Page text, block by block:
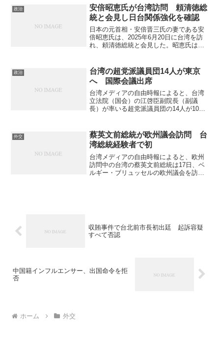
として自制を示し、地域の平和を乱すト
ラブルメーカーとなるべ...
政治
安倍昭恵氏が台湾訪問 頼清徳総
統と会見し日台関係強化を確認
日本の元首相・安倍晋三氏の妻である安
倍昭恵氏は、2025年6月20日に台湾を訪
れ、頼清徳総統と会見した。昭恵氏は
台湾版『安倍晋三回憶録』を手にしたツ
ーショット写真を投...
政治
台湾の超党派議員団14人が東京
へ 国際会議出席
台湾メディアの自由時報によると、台湾
立法院（国会）の江啓臣副院長（副議
長）が率いる超党派議員団の14人が10日
け出発した。（写真は自由時報のサイ
ト） 江副院長によれば...
外交
蔡英文前総統が欧州議会訪問 台
湾総統経験者で初
台湾メディアの自由時報によると、欧州
訪問中の台湾の蔡英文前総統は17日、ベ
ルギー・ブリュッセルの欧州議会を訪
収賄事件で台北前市長初出廷 起訴容疑
すべて否認
中国籍インフルエンサー、出国命令を拒
否
ホーム 外交